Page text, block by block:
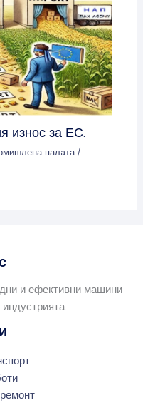
износ за ЕС.
палaта/
и ефективни машини